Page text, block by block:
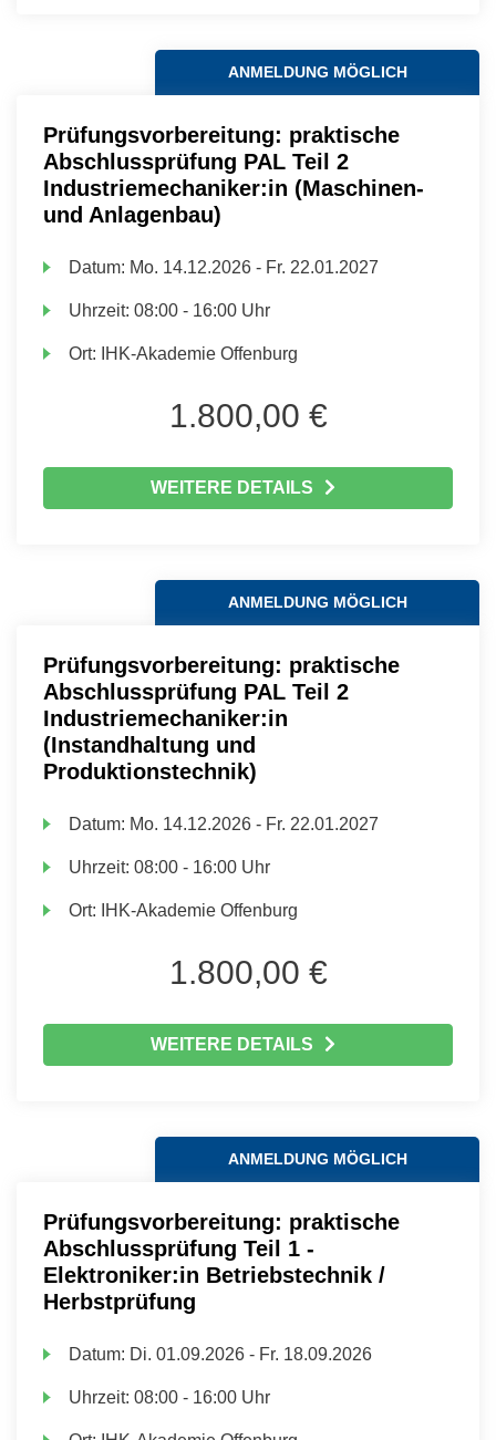
ANMELDUNG MÖGLICH
Prüfungsvorbereitung: praktische
Abschlussprüfung PAL Teil 2
Industriemechaniker:in (Maschinen-
und Anlagenbau)
Datum: Mo. 14.12.2026 - Fr. 22.01.2027
Uhrzeit:08:00 - 16:00 Uhr
Ort: IHK-Akademie Offenburg
1.800,00 €
WEITERE DETAILS
ANMELDUNG MÖGLICH
Prüfungsvorbereitung: praktische
Abschlussprüfung PAL Teil 2
Industriemechaniker:in
(Instandhaltung und
Produktionstechnik)
Datum: Mo. 14.12.2026 - Fr. 22.01.2027
Uhrzeit:08:00 - 16:00 Uhr
Ort: IHK-Akademie Offenburg
1.800,00 €
WEITERE DETAILS
ANMELDUNG MÖGLICH
Prüfungsvorbereitung: praktische
Abschlussprüfung Teil 1 -
Elektroniker:in Betriebstechnik /
Herbstprüfung
Datum: Di. 01.09.2026 - Fr. 18.09.2026
Uhrzeit:08:00 - 16:00 Uhr